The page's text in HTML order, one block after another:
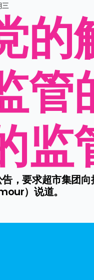
三
的
监
，要求超市集团
）说道。